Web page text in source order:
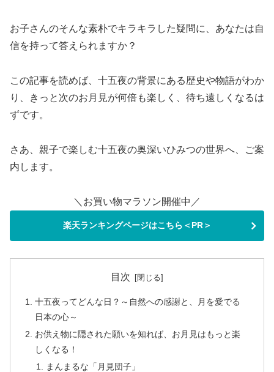
お子さんのそんな素朴でキラキラした疑問に、あなたは自
信を持って答えられますか？
この記事を読めば、十五夜の背景にある歴史や物語がわか
り、きっと次のお月見が何倍も楽しく、待ち遠しくなるは
ずです。
さあ、親子で楽しむ十五夜の奥深いひみつの世界へ、ご案
内します。
＼お買い物マラソン開催中／
楽天ランキングページはこちら＜PR＞
目次
十五夜ってどんな日？～自然への感謝と、月を愛でる
日本の心～
お供え物に隠された願いを知れば、お月見はもっと楽
しくなる！
まんまるな「月見団子」